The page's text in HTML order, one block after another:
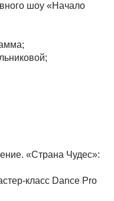
шоу «Начало
«Страна Чудес»:
класс Dance Pro